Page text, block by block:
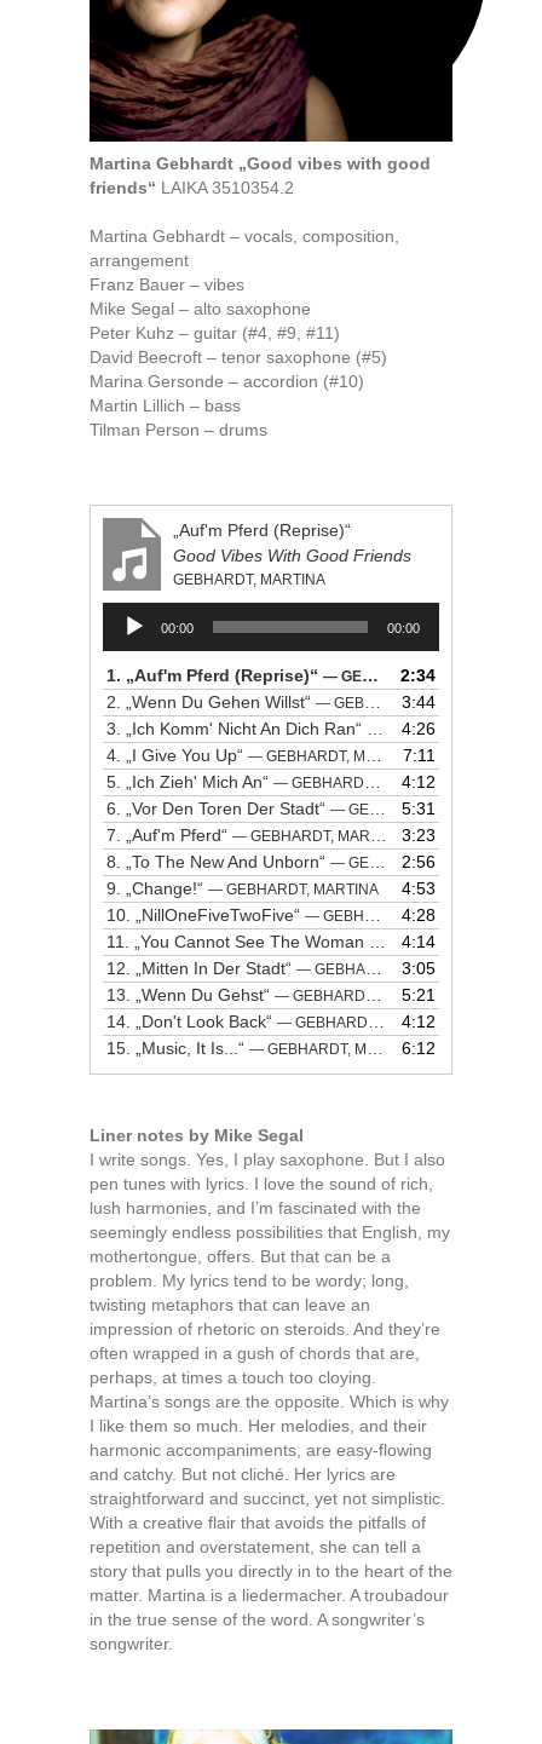
Martina Gebhardt „Good vibes with good
friends“ LAIKA 3510354.2
Martina Gebhardt – vocals, composition,
arrangement
Franz Bauer – vibes
Mike Segal – alto saxophone
Peter Kuhz – guitar (#4, #9, #11)
David Beecroft – tenor saxophone (#5)
Marina Gersonde – accordion (#10)
Martin Lillich – bass
Tilman Person – drums
„Auf'm Pferd (Reprise)“
Good Vibes With Good Friends
GEBHARDT, MARTINA
Audio-
Player
00:00 00:00
1. „Auf'm Pferd (Reprise)“ — GEBHARDT, MARTINA
2:34
2.
„Wenn Du Gehen Willst“ — GEBHARDT, MARTINA
3:44
3.
„Ich Komm' Nicht An Dich Ran“ — GEBHARDT, MARTINA
4:26
4.
„I Give You Up“ — GEBHARDT, MARTINA
7:11
5.
„Ich Zieh' Mich An“ — GEBHARDT, MARTINA
4:12
6.
„Vor Den Toren Der Stadt“ — GEBHARDT, MARTINA
5:31
7.
„Auf'm Pferd“ — GEBHARDT, MARTINA
3:23
8.
„To The New And Unborn“ — GEBHARDT, MARTINA
2:56
9.
„Change!“ — GEBHARDT, MARTINA
4:53
10.
„NillOneFiveTwoFive“ — GEBHARDT, MARTINA
4:28
11.
„You Cannot See The Woman In Me“ — GEBHARDT,
4:14
12.
„Mitten In Der Stadt“ — GEBHARDT, MARTINA
3:05
13.
„Wenn Du Gehst“ — GEBHARDT, MARTINA
5:21
14.
„Don't Look Back“ — GEBHARDT, MARTINA
4:12
15.
„Music, It Is...“ — GEBHARDT, MARTINA 6:12
Liner notes by Mike Segal
I write songs. Yes, I play saxophone. But I also
pen tunes with lyrics. I love the sound of rich,
lush harmonies, and I’m fascinated with the
seemingly endless possibilities that English, my
mothertongue, offers. But that can be a
problem. My lyrics tend to be wordy; long,
twisting metaphors that can leave an
impression of rhetoric on steroids. And they’re
often wrapped in a gush of chords that are,
perhaps, at times a touch too cloying.
Martina’s songs are the opposite. Which is why
I like them so much. Her melodies, and their
harmonic accompaniments, are easy-flowing
and catchy. But not cliché. Her lyrics are
straightforward and succinct, yet not simplistic.
With a creative flair that avoids the pitfalls of
repetition and overstatement, she can tell a
story that pulls you directly in to the heart of the
matter. Martina is a liedermacher. A troubadour
in the true sense of the word. A songwriter’s
songwriter.